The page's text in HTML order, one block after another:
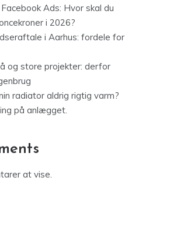
Ads: Hvor skal du
i 2026?
i Aarhus: fordele for
og store projekter: derfor
radiator aldrig rigtig varm?
på anlægget.
at vise.